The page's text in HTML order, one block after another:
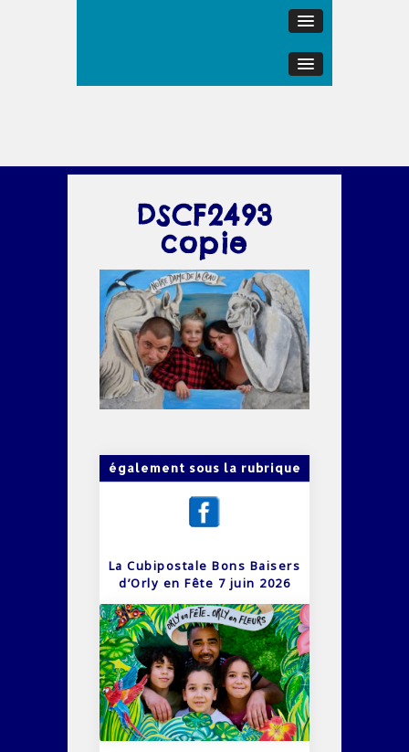
DSCF2493
copie
également sous la rubrique
La Cubipostale Bons Baisers
d’Orly en Fête 7 juin 2026